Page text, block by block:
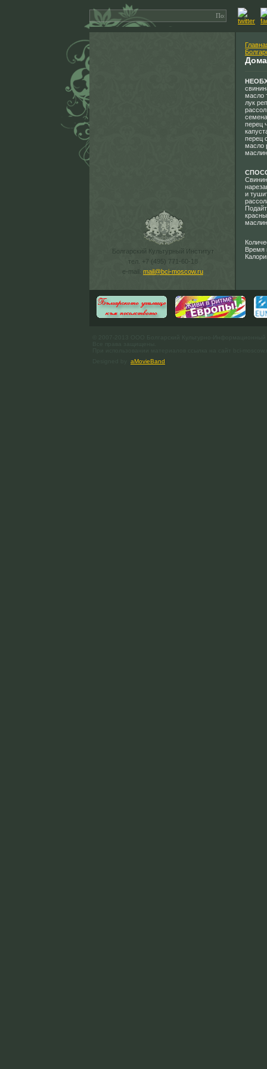
Болгарский Культурный Институт
тел. +7 (495) 771-60-18
e-mail: mail@bci-moscow.ru
масло
лук
перец
перец
масло
и
Время
aMovieBand